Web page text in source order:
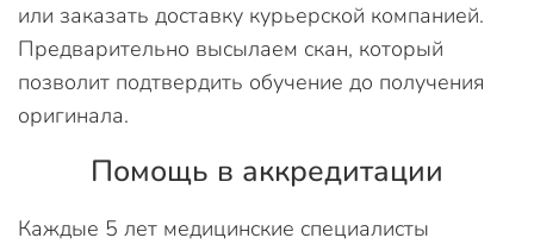
или заказать доставку курьерской компанией.
Предварительно высылаем скан, который
позволит подтвердить обучение до получения
оригинала.
Помощь в аккредитации
Каждые 5 лет медицинские специалисты